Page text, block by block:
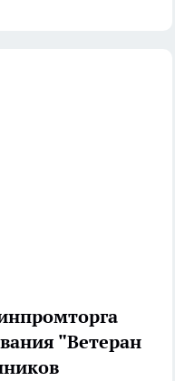
"Ветеран